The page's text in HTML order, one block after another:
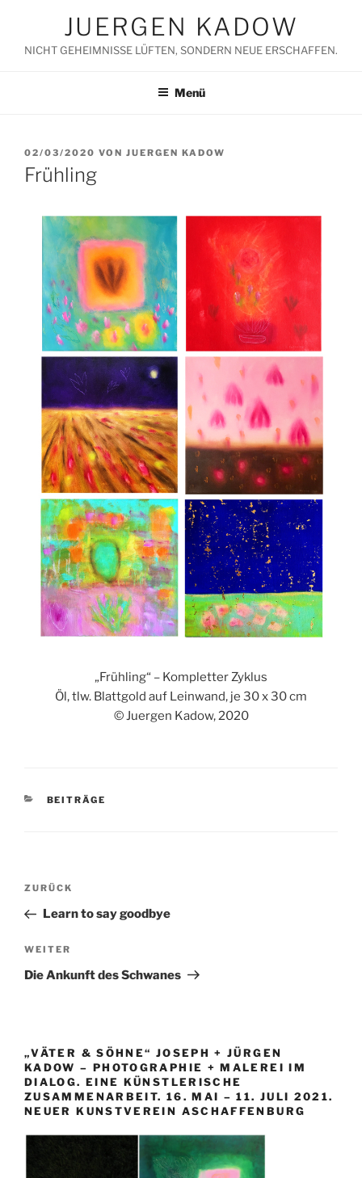
springen
JUERGEN KADOW
NICHT GEHEIMNISSE LÜFTEN, SONDERN NEUE ERSCHAFFEN.
Menü
VERÖFFENTLICHT
AM
02/03/2020 VON JUERGEN KADOW
Frühling
„Frühling“ – Kompletter Zyklus
Öl, tlw. Blattgold auf Leinwand, je 30 x 30 cm
© Juergen Kadow, 2020
KATEGORIEN
BEITRÄGE
Beitragsnavigation
Vorheriger
Beitrag
ZURÜCK
Learn to say goodbye
Nächster
Beitrag
WEITER
Die Ankunft des Schwanes
„VÄTER & SÖHNE“ JOSEPH + JÜRGEN
KADOW – PHOTOGRAPHIE + MALEREI IM
DIALOG. EINE KÜNSTLERISCHE
ZUSAMMENARBEIT. 16. MAI – 11. JULI 2021.
NEUER KUNSTVEREIN ASCHAFFENBURG